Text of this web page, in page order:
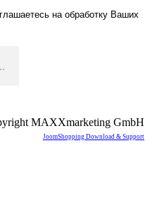
на обработку Ваших
MAXXmarketing GmbH
JoomShopping Download & Support